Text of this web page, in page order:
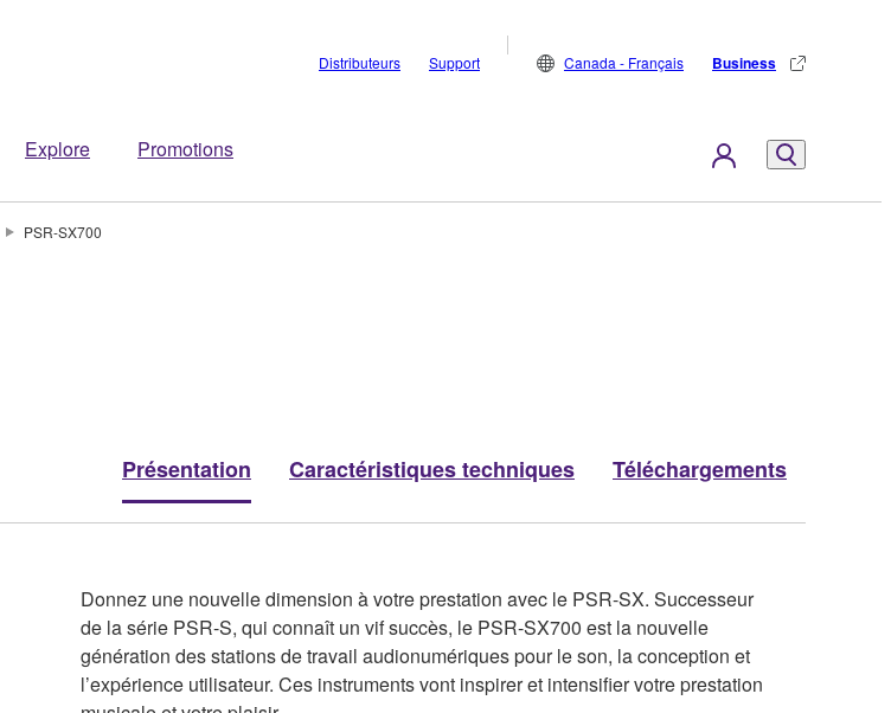
Explore Promotions
Distributeurs Support Canada - Français Business
PSR-SX700
Présentation Caractéristiques techniques Téléchargements
Donnez une nouvelle dimension à votre prestation avec le PSR-SX. Successeur
de la série PSR-S, qui connaît un vif succès, le PSR-SX700 est la nouvelle
génération des stations de travail audionumériques pour le son, la conception et
l’expérience utilisateur. Ces instruments vont inspirer et intensifier votre prestation